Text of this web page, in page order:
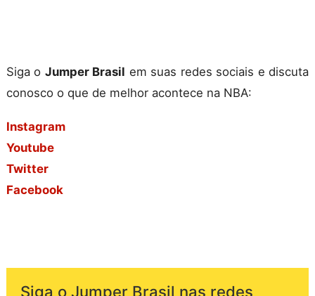
Siga o Jumper Brasil em suas redes sociais e discuta
conosco o que de melhor acontece na NBA:
Instagram
Youtube
Twitter
Facebook
Siga o Jumper Brasil nas redes